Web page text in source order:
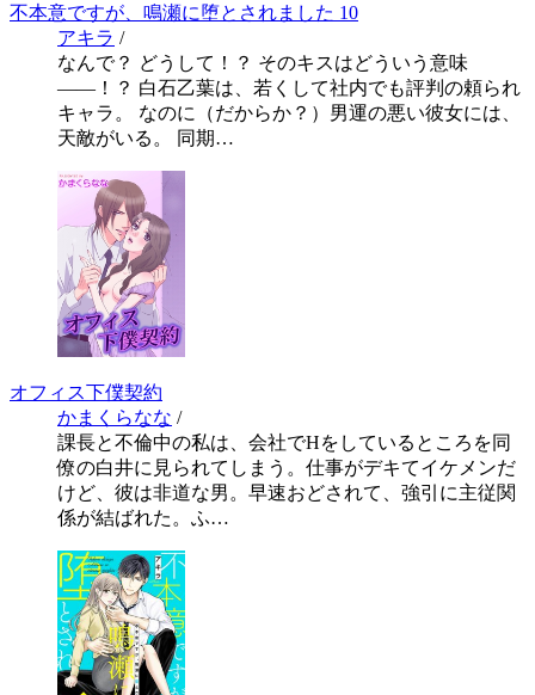
不本意ですが、鳴瀬に堕とされました 10
アキラ /
なんで？ どうして！？ そのキスはどういう意味
――！？ 白石乙葉は、若くして社内でも評判の頼られ
キャラ。 なのに（だからか？）男運の悪い彼女には、
天敵がいる。 同期…
オフィス下僕契約
かまくらなな /
課長と不倫中の私は、会社でHをしているところを同
僚の白井に見られてしまう。仕事がデキてイケメンだ
けど、彼は非道な男。早速おどされて、強引に主従関
係が結ばれた。ふ…